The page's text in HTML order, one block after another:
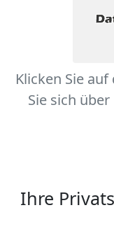
Klicken Sie
Sie sich
Ihre